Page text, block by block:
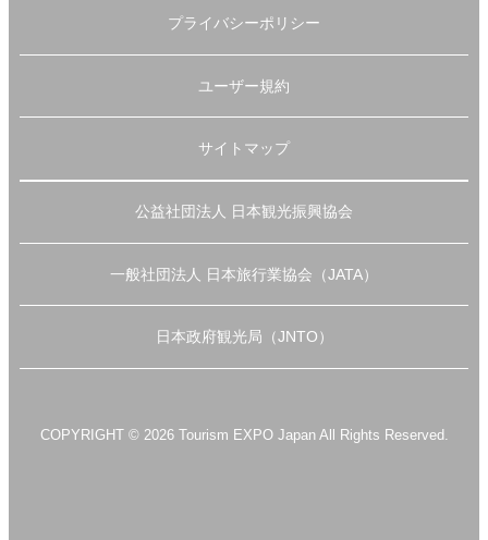
プライバシーポリシー
ユーザー規約
サイトマップ
公益社団法人 日本観光振興協会
一般社団法人 日本旅行業協会（JATA）
日本政府観光局（JNTO）
COPYRIGHT © 2026 Tourism EXPO Japan All Rights Reserved.